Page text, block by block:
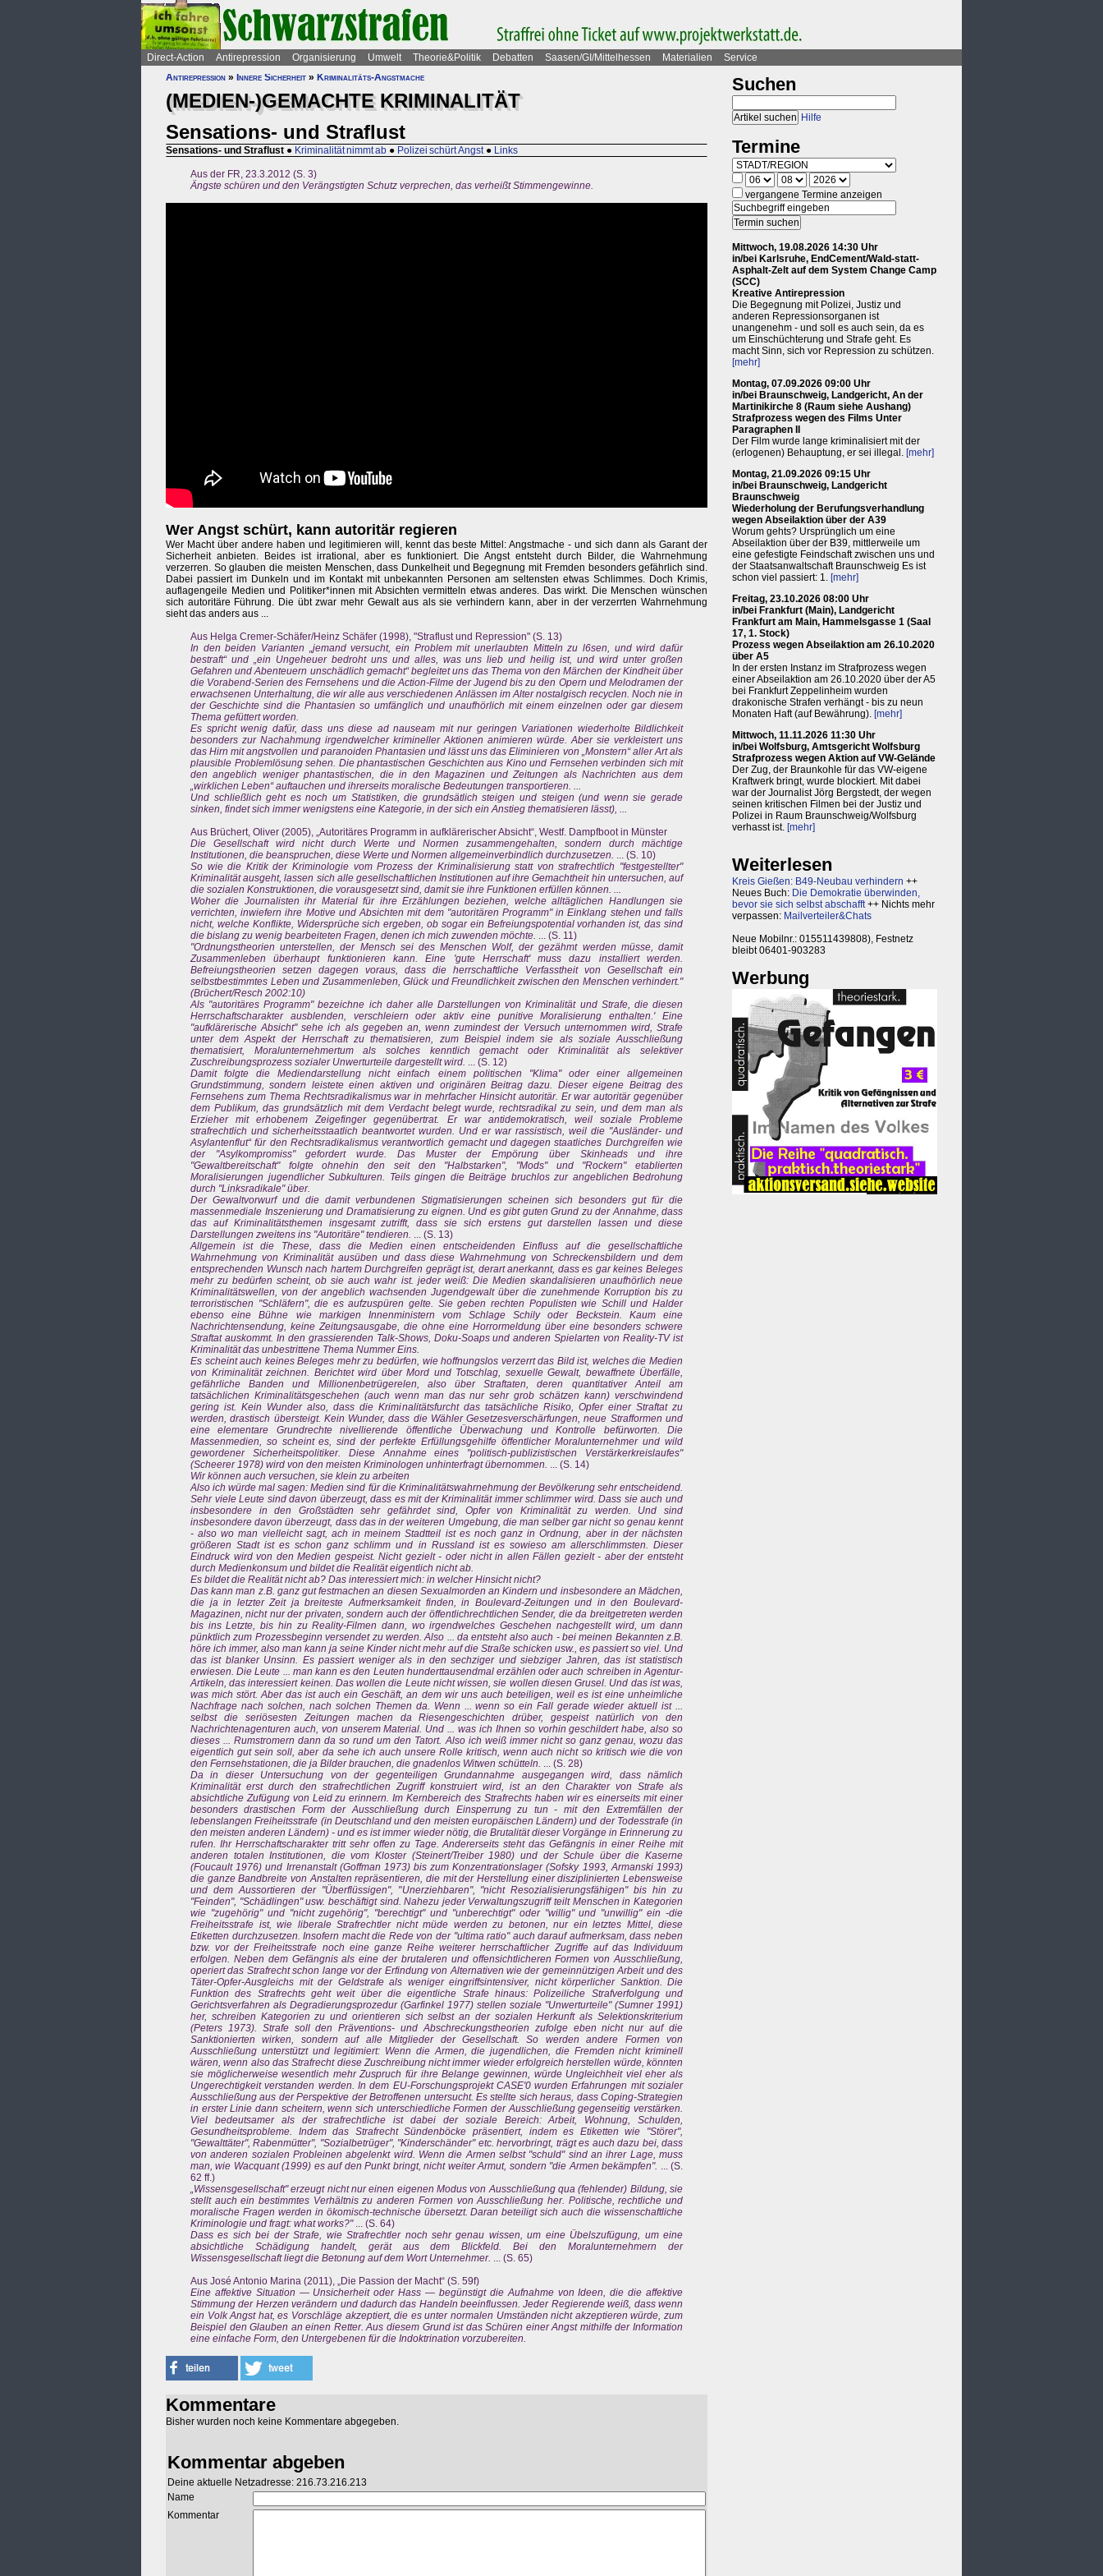
Direct-Action Antirepression Organisierung Umwelt Theorie&Politik Debatten Saasen/GI/Mittelhessen Materialien
Service
Antirepression » Innere Sicherheit » Kriminalitäts-Angstmache
(MEDIEN-)GEMACHTE KRIMINALITÄT
Sensations- und Straflust
Sensations- und Straflust ● Kriminalität nimmt ab ● Polizei schürt Angst ● Links
Aus der FR, 23.3.2012 (S. 3)
Ängste schüren und den Verängstigten Schutz verprechen, das verheißt Stimmengewinne.
Wer Angst schürt, kann autoritär regieren
Wer Macht über andere haben und legitimieren will, kennt das beste Mittel: Angstmache - und sich dann als Garant der
Sicherheit anbieten. Beides ist irrational, aber es funktioniert. Die Angst entsteht durch Bilder, die Wahrnehmung
verzerren. So glauben die meisten Menschen, dass Dunkelheit und Begegnung mit Fremden besonders gefährlich sind.
Dabei passiert im Dunkeln und im Kontakt mit unbekannten Personen am seltensten etwas Schlimmes. Doch Krimis,
auflagengeile Medien und Politiker*innen mit Absichten vermitteln etwas anderes. Das wirkt. Die Menschen wünschen
sich autoritäre Führung. Die übt zwar mehr Gewalt aus als sie verhindern kann, aber in der verzerrten Wahrnehmung
sieht das anders aus ...
Aus Helga Cremer-Schäfer/Heinz Schäfer (1998), "Straflust und Repression" (S. 13)
In den beiden Varianten „jemand versucht, ein Problem mit unerlaubten Mitteln zu l6sen, und wird dafür
bestraft“ und „ein Ungeheuer bedroht uns und alles, was uns lieb und heilig ist, und wird unter großen
Gefahren und Abenteuern unschädlich gemacht“ begleitet uns das Thema von den Märchen der Kindheit über
die Vorabend-Serien des Fernsehens und die Action-Filme der Jugend bis zu den Opern und Melodramen der
erwachsenen Unterhaltung, die wir alle aus verschiedenen Anlässen im Alter nostalgisch recyclen. Noch nie in
der Geschichte sind die Phantasien so umfänglich und unaufhörlich mit einem einzelnen oder gar diesem
Thema gefüttert worden.
Es spricht wenig dafür, dass uns diese ad nauseam mit nur geringen Variationen wiederholte Bildlichkeit
besonders zur Nachahmung irgendwelcher krimineller Aktionen animieren würde. Aber sie verkleistert uns
das Hirn mit angstvollen und paranoiden Phantasien und lässt uns das Eliminieren von „Monstern“ aller Art als
plausible Problemlösung sehen. Die phantastischen Geschichten aus Kino und Fernsehen verbinden sich mit
den angeblich weniger phantastischen, die in den Magazinen und Zeitungen als Nachrichten aus dem
„wirklichen Leben“ auftauchen und ihrerseits moralische Bedeutungen transportieren. ...
Und schließlich geht es noch um Statistiken, die grundsätlich steigen und steigen (und wenn sie gerade
sinken, findet sich immer wenigstens eine Kategorie, in der sich ein Anstieg thematisieren lässt), ...
Aus Brüchert, Oliver (2005), „Autoritäres Programm in aufklärerischer Absicht“, Westf. Dampfboot in Münster
Die Gesellschaft wird nicht durch Werte und Normen zusammengehalten, sondern durch mächtige
Institutionen, die beanspruchen, diese Werte und Normen allgemeinverbindlich durchzusetzen. ... (S. 10)
So wie die Kritik der Kriminologie vom Prozess der Kriminalisierung statt von strafrechtlich "festgestellter"
Kriminalität ausgeht, lassen sich alle gesellschaftlichen Institutionen auf ihre Gemachtheit hin untersuchen, auf
die sozialen Konstruktionen, die vorausgesetzt sind, damit sie ihre Funktionen erfüllen können. ...
Woher die Journalisten ihr Material für ihre Erzählungen beziehen, welche alltäglichen Handlungen sie
verrichten, inwiefern ihre Motive und Absichten mit dem "autoritären Programm" in Einklang stehen und falls
nicht, welche Konflikte, Widersprüche sich ergeben, ob sogar ein Befreiungspotential vorhanden ist, das sind
die bislang zu wenig bearbeiteten Fragen, denen ich mich zuwenden möchte. ... (S. 11)
"Ordnungstheorien unterstellen, der Mensch sei des Menschen Wolf, der gezähmt werden müsse, damit
Zusammenleben überhaupt funktionieren kann. Eine 'gute Herrschaft' muss dazu installiert werden.
Befreiungstheorien setzen dagegen voraus, dass die herrschaftliche Verfasstheit von Gesellschaft ein
selbstbestimmtes Leben und Zusammenleben, Glück und Freundlichkeit zwischen den Menschen verhindert."
(Brüchert/Resch 2002:10)
Als "autoritäres Programm" bezeichne ich daher alle Darstellungen von Kriminalität und Strafe, die diesen
Herrschaftscharakter ausblenden, verschleiern oder aktiv eine punitive Moralisierung enthalten.' Eine
"aufklärerische Absicht" sehe ich als gegeben an, wenn zumindest der Versuch unternommen wird, Strafe
unter dem Aspekt der Herrschaft zu thematisieren, zum Beispiel indem sie als soziale Ausschließung
thematisiert, Moralunternehmertum als solches kenntlich gemacht oder Kriminalität als selektiver
Zuschreibungsprozess sozialer Unwerturteile dargestellt wird. ... (S. 12)
Damit folgte die Mediendarstellung nicht einfach einem politischen "Klima" oder einer allgemeinen
Grundstimmung, sondern leistete einen aktiven und originären Beitrag dazu. Dieser eigene Beitrag des
Fernsehens zum Thema Rechtsradikalismus war in mehrfacher Hinsicht autoritär. Er war autoritär gegenüber
dem Publikum, das grundsätzlich mit dem Verdacht belegt wurde, rechtsradikal zu sein, und dem man als
Erzieher mit erhobenem Zeigefinger gegenübertrat. Er war antidemokratisch, weil soziale Probleme
strafrechtlich und sicherheitsstaatlich beantwortet wurden. Und er war rassistisch, weil die "Ausländer- und
Asylantenflut“ für den Rechtsradikalismus verantwortlich gemacht und dagegen staatliches Durchgreifen wie
der "Asylkompromiss" gefordert wurde. Das Muster der Empörung über Skinheads und ihre
"Gewaltbereitschaft" folgte ohnehin den seit den "Halbstarken", "Mods" und "Rockern" etablierten
Moralisierungen jugendlicher Subkulturen. Teils gingen die Beiträge bruchlos zur angeblichen Bedrohung
durch "Linksradikale" über.
Der Gewaltvorwurf und die damit verbundenen Stigmatisierungen scheinen sich besonders gut für die
massenmediale Inszenierung und Dramatisierung zu eignen. Und es gibt guten Grund zu der Annahme, dass
das auf Kriminalitätsthemen insgesamt zutrifft, dass sie sich erstens gut darstellen lassen und diese
Darstellungen zweitens ins "Autoritäre" tendieren. ... (S. 13)
Allgemein ist die These, dass die Medien einen entscheidenden Einfluss auf die gesellschaftliche
Wahrnehmung von Kriminalität ausüben und dass diese Wahrnehmung von Schreckensbildern und dem
entsprechenden Wunsch nach hartem Durchgreifen geprägt ist, derart anerkannt, dass es gar keines Beleges
mehr zu bedürfen scheint, ob sie auch wahr ist. jeder weiß: Die Medien skandalisieren unaufhörlich neue
Kriminalitätswellen, von der angeblich wachsenden Jugendgewalt über die zunehmende Korruption bis zu
terroristischen "Schläfern", die es aufzuspüren gelte. Sie geben rechten Populisten wie Schill und Halder
ebenso eine Bühne wie markigen Innenministern vom Schlage Schily oder Beckstein. Kaum eine
Nachrichtensendung, keine Zeitungsausgabe, die ohne eine Horrormeldung über eine besonders schwere
Straftat auskommt. In den grassierenden Talk-Shows, Doku-Soaps und anderen Spielarten von Reality-TV ist
Kriminalität das unbestrittene Thema Nummer Eins.
Es scheint auch keines Beleges mehr zu bedürfen, wie hoffnungslos verzerrt das Bild ist, welches die Medien
von Kriminalität zeichnen. Berichtet wird über Mord und Totschlag, sexuelle Gewalt, bewaffnete Überfälle,
gefährliche Banden und Millionenbetrügerelen, also über Straftaten, deren quantitativer Anteil am
tatsächlichen Kriminalitätsgeschehen (auch wenn man das nur sehr grob schätzen kann) verschwindend
gering ist. Kein Wunder also, dass die Kriminalitätsfurcht das tatsächliche Risiko, Opfer einer Straftat zu
werden, drastisch übersteigt. Kein Wunder, dass die Wähler Gesetzesverschärfungen, neue Strafformen und
eine elementare Grundrechte nivellierende öffentliche Überwachung und Kontrolle befürworten. Die
Massenmedien, so scheint es, sind der perfekte Erfüllungsgehilfe öffentlicher Moralunternehmer und wild
gewordener Sicherheitspolitiker. Diese Annahme eines "politisch-publizistischen Verstärkerkreislaufes"
(Scheerer 1978) wird von den meisten Kriminologen unhinterfragt übernommen. ... (S. 14)
Wir können auch versuchen, sie klein zu arbeiten
Also ich würde mal sagen: Medien sind für die Kriminalitätswahrnehmung der Bevölkerung sehr entscheidend.
Sehr viele Leute sind davon überzeugt, dass es mit der Kriminalität immer schlimmer wird. Dass sie auch und
insbesondere in den Großstädten sehr gefährdet sind, Opfer von Kriminalität zu werden. Und sind
insbesondere davon überzeugt, dass das in der weiteren Umgebung, die man selber gar nicht so genau kennt
- also wo man vielleicht sagt, ach in meinem Stadtteil ist es noch ganz in Ordnung, aber in der nächsten
größeren Stadt ist es schon ganz schlimm und in Russland ist es sowieso am allerschlimmsten. Dieser
Eindruck wird von den Medien gespeist. Nicht gezielt - oder nicht in allen Fällen gezielt - aber der entsteht
durch Medienkonsum und bildet die Realität eigentlich nicht ab.
Es bildet die Realität nicht ab? Das interessiert mich: in welcher Hinsicht nicht?
Das kann man z.B. ganz gut festmachen an diesen Sexualmorden an Kindern und insbesondere an Mädchen,
die ja in letzter Zeit ja breiteste Aufmerksamkeit finden, in Boulevard-Zeitungen und in den Boulevard-
Magazinen, nicht nur der privaten, sondern auch der öffentlichrechtlichen Sender, die da breitgetreten werden
bis ins Letzte, bis hin zu Reality-Filmen dann, wo irgendwelches Geschehen nachgestellt wird, um dann
pünktlich zum Prozessbeginn versendet zu werden. Also ... da entsteht also auch - bei meinen Bekannten z.B.
höre ich immer, also man kann ja seine Kinder nicht mehr auf die Straße schicken usw., es passiert so viel. Und
das ist blanker Unsinn. Es passiert weniger als in den sechziger und siebziger Jahren, das ist statistisch
erwiesen. Die Leute ... man kann es den Leuten hunderttausendmal erzählen oder auch schreiben in Agentur-
Artikeln, das interessiert keinen. Das wollen die Leute nicht wissen, sie wollen diesen Grusel. Und das ist was,
was mich stört. Aber das ist auch ein Geschäft, an dem wir uns auch beteiligen, weil es ist eine unheimliche
Nachfrage nach solchen, nach solchen Themen da. Wenn ... wenn so ein Fall gerade wieder aktuell ist ...
selbst die seriösesten Zeitungen machen da Riesengeschichten drüber, gespeist natürlich von den
Nachrichtenagenturen auch, von unserem Material. Und ... was ich Ihnen so vorhin geschildert habe, also so
dieses ... Rumstromern dann da so rund um den Tatort. Also ich weiß immer nicht so ganz genau, wozu das
eigentlich gut sein soll, aber da sehe ich auch unsere Rolle kritisch, wenn auch nicht so kritisch wie die von
den Fernsehstationen, die ja Bilder brauchen, die gnadenlos Witwen schütteln. ... (S. 28)
Da in dieser Untersuchung von der gegenteiligen Grundannahme ausgegangen wird, dass nämlich
Kriminalität erst durch den strafrechtlichen Zugriff konstruiert wird, ist an den Charakter von Strafe als
absichtliche Zufügung von Leid zu erinnern. Im Kernbereich des Strafrechts haben wir es einerseits mit einer
besonders drastischen Form der Ausschließung durch Einsperrung zu tun - mit den Extremfällen der
lebenslangen Freiheitsstrafe (in Deutschland und den meisten europäischen Ländern) und der Todesstrafe (in
den meisten anderen Ländern) - und es ist immer wieder nötig, die Brutalität dieser Vorgänge in Erinnerung zu
rufen. Ihr Herrschaftscharakter tritt sehr offen zu Tage. Andererseits steht das Gefängnis in einer Reihe mit
anderen totalen Institutionen, die vom Kloster (Steinert/Treiber 1980) und der Schule über die Kaserne
(Foucault 1976) und Irrenanstalt (Goffman 1973) bis zum Konzentrationslager (Sofsky 1993, Armanski 1993)
die ganze Bandbreite von Anstalten repräsentieren, die mit der Herstellung einer disziplinierten Lebensweise
und dem Aussortieren der "Überflüssigen", "Unerziehbaren", "nicht Resozialisierungsfähigen" bis hin zu
"Feinden", "Schädlingen" usw. beschäftigt sind. Nahezu jeder Verwaltungszugriff teilt Menschen in Kategorien
wie "zugehörig" und "nicht zugehörig", "berechtigt" und "unberechtigt" oder "willig" und "unwillig" ein -die
Freiheitsstrafe ist, wie liberale Strafrechtler nicht müde werden zu betonen, nur ein letztes Mittel, diese
Etiketten durchzusetzen. Insofern macht die Rede von der "ultima ratio" auch darauf aufmerksam, dass neben
bzw. vor der Freiheitsstrafe noch eine ganze Reihe weiterer herrschaftlicher Zugriffe auf das Individuum
erfolgen. Neben dem Gefängnis als eine der brutaleren und offensichtlicheren Formen von Ausschließung,
operiert das Strafrecht schon lange vor der Erfindung von Alternativen wie der gemeinnützigen Arbeit und des
Täter-Opfer-Ausgleichs mit der Geldstrafe als weniger eingriffsintensiver, nicht körperlicher Sanktion. Die
Funktion des Strafrechts geht weit über die eigentliche Strafe hinaus: Polizeiliche Strafverfolgung und
Gerichtsverfahren als Degradierungsprozedur (Garfinkel 1977) stellen soziale "Unwerturteile" (Sumner 1991)
her, schreiben Kategorien zu und orientieren sich selbst an der sozialen Herkunft als Selektionskriterium
(Peters 1973). Strafe soll den Präventions- und Abschreckungstheorien zufolge eben nicht nur auf die
Sanktionierten wirken, sondern auf alle Mitglieder der Gesellschaft. So werden andere Formen von
Ausschließung unterstützt und legitimiert: Wenn die Armen, die jugendlichen, die Fremden nicht kriminell
wären, wenn also das Strafrecht diese Zuschreibung nicht immer wieder erfolgreich herstellen würde, könnten
sie möglicherweise wesentlich mehr Zuspruch für ihre Belange gewinnen, würde Ungleichheit viel eher als
Ungerechtigkeit verstanden werden. In dem EU-Forschungsprojekt CASE'0 wurden Erfahrungen mit sozialer
Ausschließung aus der Perspektive der Betroffenen untersucht. Es stellte sich heraus, dass Coping-Strategien
in erster Linie dann scheitern, wenn sich unterschiedliche Formen der Ausschließung gegenseitig verstärken.
Viel bedeutsamer als der strafrechtliche ist dabei der soziale Bereich: Arbeit, Wohnung, Schulden,
Gesundheitsprobleme. Indem das Strafrecht Sündenböcke präsentiert, indem es Etiketten wie "Störer",
"Gewalttäter", Rabenmütter", "Sozialbetrüger", "Kinderschänder" etc. hervorbringt, trägt es auch dazu bei, dass
von anderen sozialen Probleinen abgelenkt wird. Wenn die Armen selbst "schuld" sind an ihrer Lage, muss
man, wie Wacquant (1999) es auf den Punkt bringt, nicht weiter Armut, sondern "die Armen bekämpfen". ... (S.
62 ff.)
„Wissensgesellschaft" erzeugt nicht nur einen eigenen Modus von Ausschließung qua (fehlender) Bildung, sie
stellt auch ein bestimmtes Verhältnis zu anderen Formen von Ausschließung her. Politische, rechtliche und
moralische Fragen werden in ökomisch-technische übersetzt. Daran beteiligt sich auch die wissenschaftliche
Kriminologie und fragt: what works?"... (S. 64)
Dass es sich bei der Strafe, wie Strafrechtler noch sehr genau wissen, um eine Übelszufügung, um eine
absichtliche Schädigung handelt, gerät aus dem Blickfeld. Bei den Moralunternehmern der
Wissensgesellschaft liegt die Betonung auf dem Wort Unternehmer. ... (S. 65)
Aus José Antonio Marina (2011), „Die Passion der Macht“ (S. 59f)
Eine affektive Situation — Unsicherheit oder Hass — begünstigt die Aufnahme von Ideen, die die affektive
Stimmung der Herzen verändern und dadurch das Handeln beeinflussen. Jeder Regierende weiß, dass wenn
ein Volk Angst hat, es Vorschläge akzeptiert, die es unter normalen Umständen nicht akzeptieren würde, zum
Beispiel den Glauben an einen Retter. Aus diesem Grund ist das Schüren einer Angst mithilfe der Information
eine einfache Form, den Untergebenen für die Indoktrination vorzubereiten.
Kommentare
Bisher wurden noch keine Kommentare abgegeben.
Kommentar abgeben
Deine aktuelle Netzadresse: 216.73.216.213
Name
Kommentar
Suchen
Hilfe
Termine
vergangene Termine anzeigen
Mittwoch, 19.08.2026 14:30 Uhr
in/bei Karlsruhe, EndCement/Wald-statt-
Asphalt-Zelt auf dem System Change Camp
(SCC)
Kreative Antirepression
Die Begegnung mit Polizei, Justiz und
anderen Repressionsorganen ist
unangenehm - und soll es auch sein, da es
um Einschüchterung und Strafe geht. Es
macht Sinn, sich vor Repression zu schützen.
[mehr]
Montag, 07.09.2026 09:00 Uhr
in/bei Braunschweig, Landgericht, An der
Martinikirche 8 (Raum siehe Aushang)
Strafprozess wegen des Films Unter
Paragraphen II
Der Film wurde lange kriminalisiert mit der
(erlogenen) Behauptung, er sei illegal. [mehr]
Montag, 21.09.2026 09:15 Uhr
in/bei Braunschweig, Landgericht
Braunschweig
Wiederholung der Berufungsverhandlung
wegen Abseilaktion über der A39
Worum gehts? Ursprünglich um eine
Abseilaktion über der B39, mittlerweile um
eine gefestigte Feindschaft zwischen uns und
der Staatsanwaltschaft Braunschweig Es ist
schon viel passiert: 1. [mehr]
Freitag, 23.10.2026 08:00 Uhr
in/bei Frankfurt (Main), Landgericht
Frankfurt am Main, Hammelsgasse 1 (Saal
17, 1. Stock)
Prozess wegen Abseilaktion am 26.10.2020
über A5
In der ersten Instanz im Strafprozess wegen
einer Abseilaktion am 26.10.2020 über der A5
bei Frankfurt Zeppelinheim wurden
drakonische Strafen verhängt - bis zu neun
Monaten Haft (auf Bewährung). [mehr]
Mittwoch, 11.11.2026 11:30 Uhr
in/bei Wolfsburg, Amtsgericht Wolfsburg
Strafprozess wegen Aktion auf VW-Gelände
Der Zug, der Braunkohle für das VW-eigene
Kraftwerk bringt, wurde blockiert. Mit dabei
war der Journalist Jörg Bergstedt, der wegen
seinen kritischen Filmen bei der Justiz und
Polizei in Raum Braunschweig/Wolfsburg
verhasst ist. [mehr]
Weiterlesen
Kreis Gießen: B49-Neubau verhindern ++
Neues Buch: Die Demokratie überwinden,
bevor sie sich selbst abschafft++ Nichts mehr
verpassen: Mailverteiler&Chats
Neue Mobilnr.: 015511439808), Festnetz
bleibt 06401-903283
Werbung